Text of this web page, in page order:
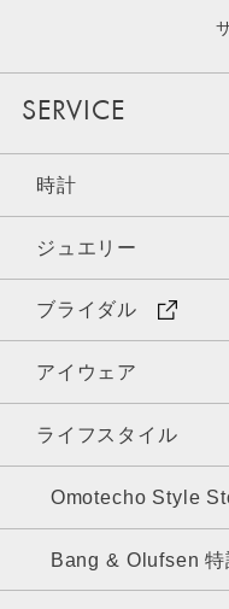
SERVICE
時計
ジュエリー
ブライダル
アイウェア
ライフスタイル
Omotecho Style
Bang & Olufsen 特